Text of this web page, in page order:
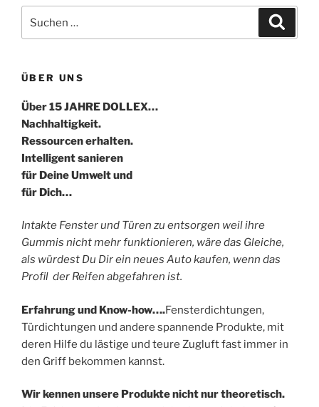
nach:
ÜBER UNS
Über 15 JAHRE DOLLEX…
Nachhaltigkeit.
Ressourcen erhalten.
Intelligent sanieren
für Deine Umwelt und
für Dich…
Intakte Fenster und Türen zu entsorgen weil ihre
Gummis nicht mehr funktionieren, wäre das Gleiche,
als würdest Du Dir ein neues Auto kaufen, wenn das
Profil der Reifen abgefahren ist.
Erfahrung und Know-how….Fensterdichtungen,
Türdichtungen und andere spannende Produkte, mit
deren Hilfe du lästige und teure Zugluft fast immer in
den Griff bekommen kannst.
Wir kennen unsere Produkte nicht nur theoretisch.